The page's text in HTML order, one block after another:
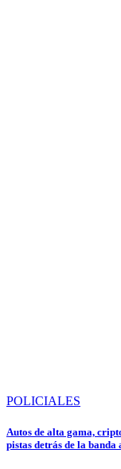
POLICIALES
Autos de alta gama,
pistas detrás de la